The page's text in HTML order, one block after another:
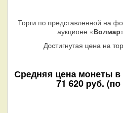
Торги по представленной на
аукционе «Волмар
Достигнутая цена на
Средняя цена монеты в
71 620 руб.